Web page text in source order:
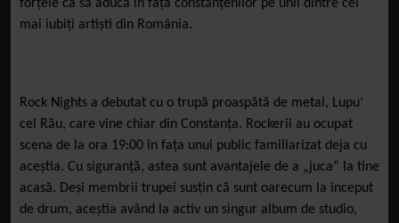
forțele ca să aducă în fața constănțenilor pe unii dintre cei
mai iubiți artiști din România.
Rock Nights a debutat cu o trupă proaspătă de metal, Lupu’
cel Rău, care vine chiar din Constanța. Rockerii au ocupat
scena de la ora 19:00 în fața unui public familiarizat deja cu
aceștia. Cu siguranță, astea sunt avantajele de a „juca” la tine
acasă. Deși membrii trupei susțin că sunt oarecum la început
de drum, aceștia având la activ un singur album de studio,